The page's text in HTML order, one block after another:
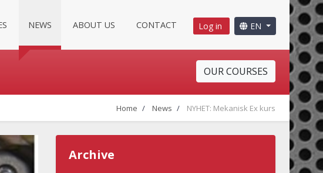
NEWS ABOUT US CONTACT Log in EN
OUR COURSES
Home News NYHET: Mekanisk Ex kurs
Archive